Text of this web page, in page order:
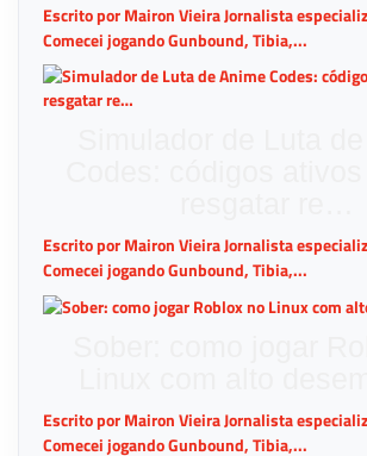
Escrito por Mairon Vieira Jornalista
Comecei jogando Gunbound, Tibia,...
Escrito por Mairon Vieira Jornalista
Comecei jogando Gunbound, Tibia,...
Escrito por Mairon Vieira Jornalista
Comecei jogando Gunbound, Tibia,...